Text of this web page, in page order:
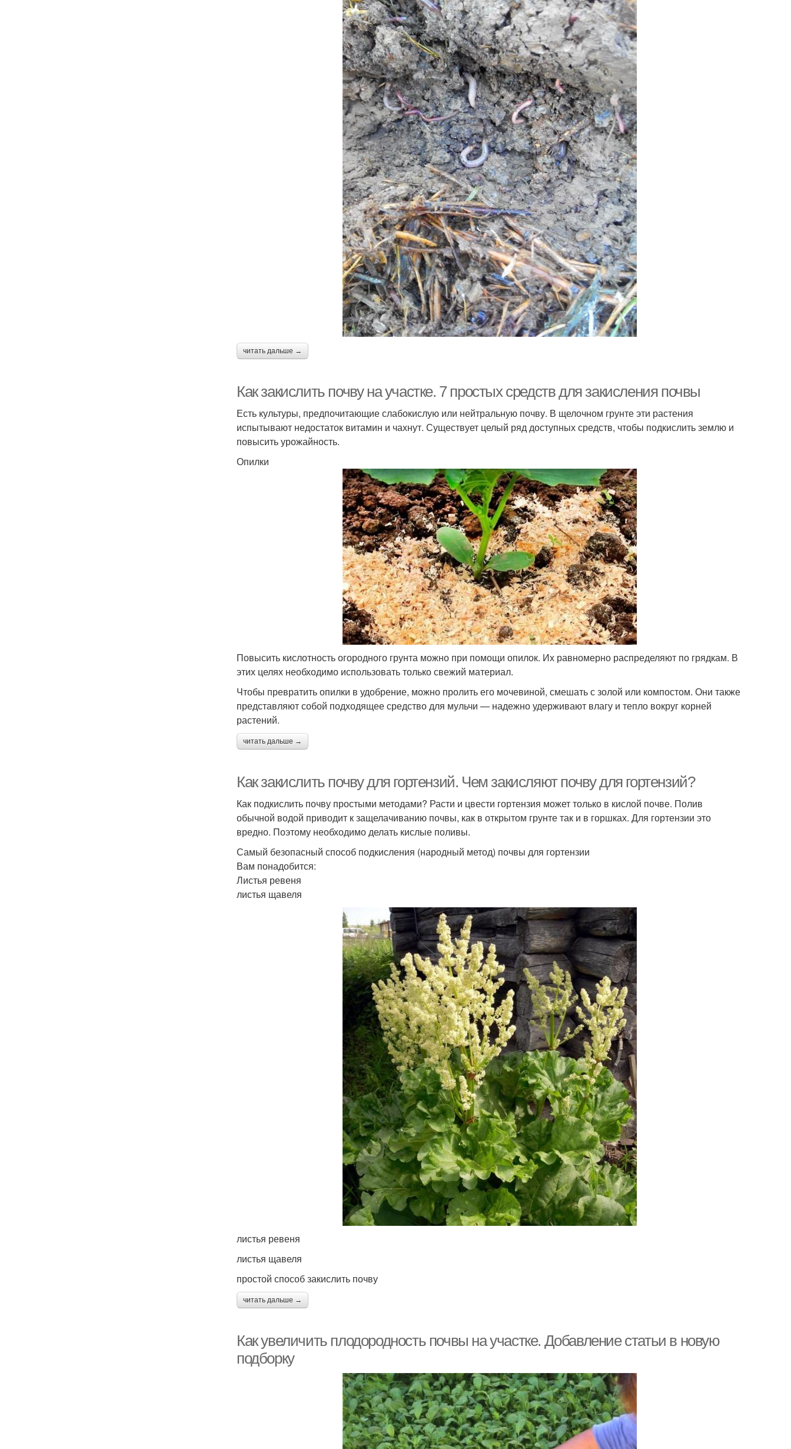
читать дальше →
Как закислить почву на участке. 7 простых средств для закисления почвы
Есть культуры, предпочитающие слабокислую или нейтральную почву. В щелочном грунте эти растения
испытывают недостаток витамин и чахнут. Существует целый ряд доступных средств, чтобы подкислить землю и
повысить урожайность.
Опилки
Повысить кислотность огородного грунта можно при помощи опилок. Их равномерно распределяют по грядкам. В
этих целях необходимо использовать только свежий материал.
Чтобы превратить опилки в удобрение, можно пролить его мочевиной, смешать с золой или компостом. Они также
представляют собой подходящее средство для мульчи — надежно удерживают влагу и тепло вокруг корней
растений.
читать дальше →
Как закислить почву для гортензий. Чем закисляют почву для гортензий?
Как подкислить почву простыми методами? Расти и цвести гортензия может только в кислой почве. Полив
обычной водой приводит к защелачиванию почвы, как в открытом грунте так и в горшках. Для гортензии это
вредно. Поэтому необходимо делать кислые поливы.
Самый безопасный способ подкисления (народный метод) почвы для гортензии
Вам понадобится:
Листья ревеня
листья щавеля
листья ревеня
листья щавеля
простой способ закислить почву
читать дальше →
Как увеличить плодородность почвы на участке. Добавление статьи в новую
подборку